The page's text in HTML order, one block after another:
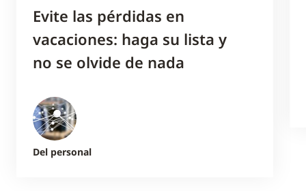
Evite las pérdidas en
vacaciones: haga su lista y
no se olvide de nada
Del personal